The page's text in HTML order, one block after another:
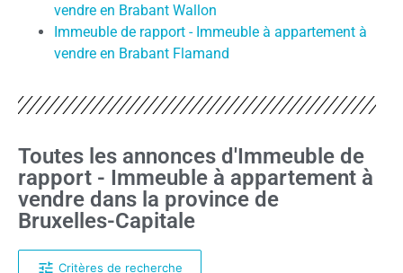
vendre en Brabant Wallon
Immeuble de rapport - Immeuble à appartement à
vendre en Brabant Flamand
Toutes les annonces d'Immeuble de
rapport - Immeuble à appartement à
vendre dans la province de
Bruxelles-Capitale
Critères de recherche